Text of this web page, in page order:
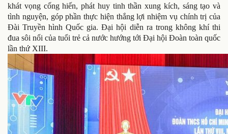
khát vọng cống hiến, phát huy tinh thần xung kích, sáng tạo và
tình nguyện, góp phần thực hiện thắng lợi nhiệm vụ chính trị của
Đài Truyền hình Quốc gia. Đại hội diễn ra trong không khí thi
đua sôi nổi của tuổi trẻ cả nước hướng tới Đại hội Đoàn toàn quốc
lần thứ XIII.